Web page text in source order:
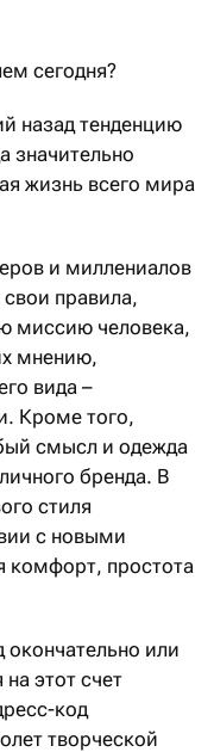
сегодня?
назад тенденцию
значительно
жизнь всего мира
и миллениалов
правила,
миссию человека,
мнению,
вида –
Кроме того,
смысл и одежда
бренда. В
стиля
с новыми
комфорт, простота
или
этот счет
код
творческой